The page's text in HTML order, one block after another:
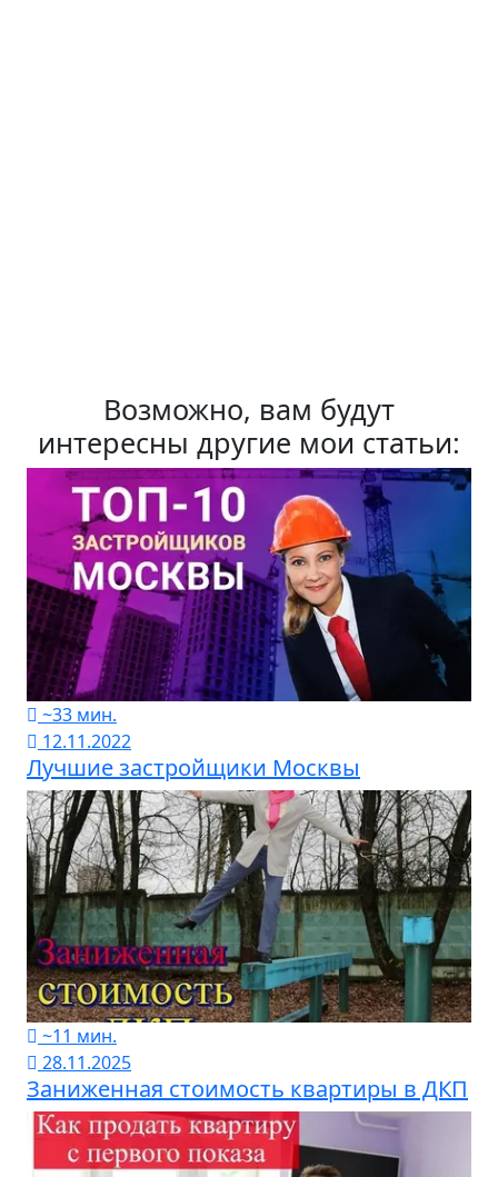
Возможно, вам будут
интересны другие мои статьи:
~33 мин.
12.11.2022
Лучшие застройщики Москвы
~11 мин.
28.11.2025
Заниженная стоимость квартиры в ДКП